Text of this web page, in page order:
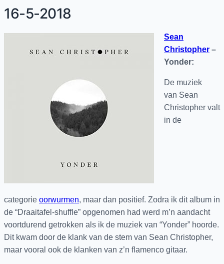
16-5-2018
Sean
Christopher –
Yonder:
De muziek
van Sean
Christopher valt
in de
categorie oorwurmen, maar dan positief. Zodra ik dit album in
de “Draaitafel-shuffle” opgenomen had werd m’n aandacht
voortdurend getrokken als ik de muziek van “Yonder” hoorde.
Dit kwam door de klank van de stem van Sean Christopher,
maar vooral ook de klanken van z’n flamenco gitaar.